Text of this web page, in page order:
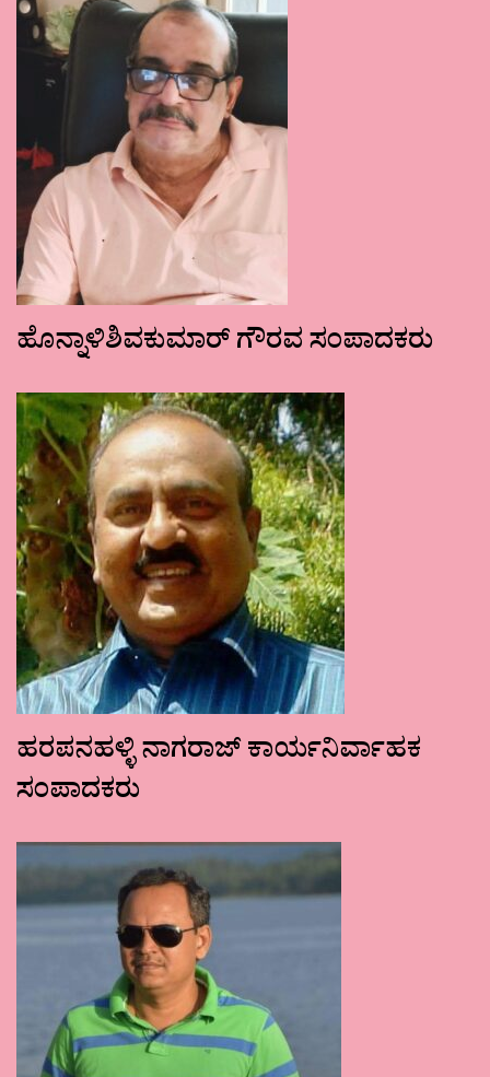
ಹೊನ್ನಾಳಿಶಿವಕುಮಾರ್ ಗೌರವ ಸಂಪಾದಕರು
ಹರಪನಹಳ್ಳಿ ನಾಗರಾಜ್ ಕಾರ್ಯನಿರ್ವಾಹಕ
ಸಂಪಾದಕರು